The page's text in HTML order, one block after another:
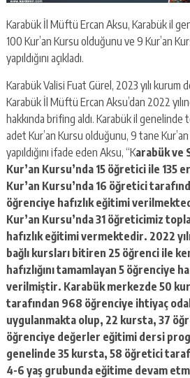
Karabük İl Müftü Ercan Aksu, Karabük il
100 Kur’an Kursu olduğunu ve 9 Kur’an
yapıldığını açıkladı.
Karabük Valisi Fuat Gürel, 2023 yılı
Karabük İl Müftü Ercan Aksu’dan 2022
hakkında brifing aldı. Karabük il genelinde
adet Kur’an Kursu olduğunu, 9 tane
yapıldığını ifade eden Aksu, “Karabük ve
Kur’an Kursu’nda 15 öğretici ile 135
Kur’an Kursu’nda 16 öğretici
öğrenciye hafızlık eğitimi
Kur’an Kursu’nda 31 öğreticimiz
hafızlık eğitimi vermektedir. 2022
bağlı kursları bitiren 25 öğrenci ile
hafızlığını tamamlayan 5 öğrenciye
verilmiştir. Karabük merkezde 50
tarafından 968 öğrenciye ihtiyaç
uygulanmakta olup, 22 kursta, 37
öğrenciye değerler eğitimi dersi
genelinde 35 kursta, 58 öğretici
4-6 yaş grubunda eğitime devam